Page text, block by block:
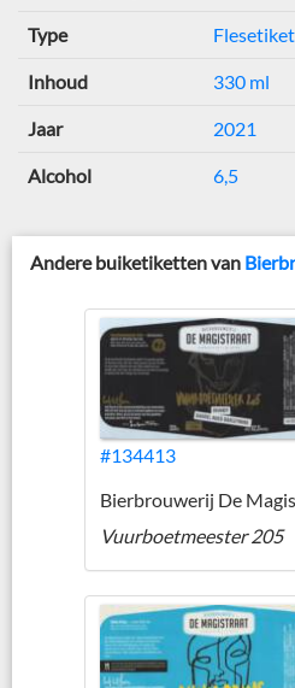
Type Flesetiket
Inhoud 330 ml
Jaar 2021
Alcohol 6,5
Andere buiketiketten van
#134413
Bierbrouwerij De
Vuurboetmeester 205